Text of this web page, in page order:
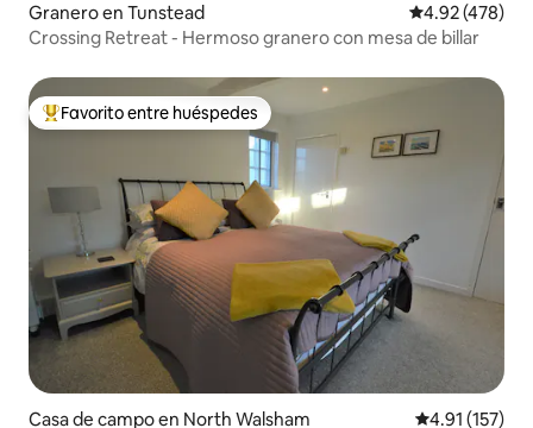
Granero en Tunstead Calificación
4.92 (478)
Crossing Retreat - Hermoso granero con mesa de billar
Favorito entre huéspedes preferido
Favorito entre huéspedes
Casa de campo en North Walsham Calificación
4.91 (157)